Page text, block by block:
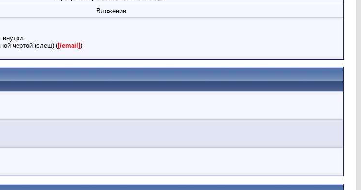
Вложение
внутри.
чертой (слеш) ([/email])